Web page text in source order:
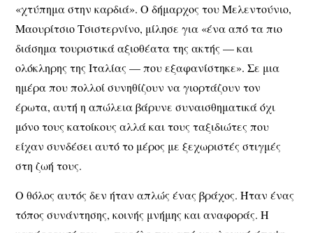
«χτύπημα στην καρδιά». Ο δήμαρχος του Μελεντούνιο,
Μαουρίτσιο Τσιστερνίνο, μίλησε για «ένα από τα πιο
διάσημα τουριστικά αξιοθέατα της ακτής — και
ολόκληρης της Ιταλίας — που εξαφανίστηκε». Σε μια
ημέρα που πολλοί συνηθίζουν να γιορτάζουν τον
έρωτα, αυτή η απώλεια βάρυνε συναισθηματικά όχι
μόνο τους κατοίκους αλλά και τους ταξιδιώτες που
είχαν συνδέσει αυτό το μέρος με ξεχωριστές στιγμές
στη ζωή τους.
Ο θόλος αυτός δεν ήταν απλώς ένας βράχος. Ήταν ένας
τόπος συνάντησης, κοινής μνήμης και αναφοράς. Η